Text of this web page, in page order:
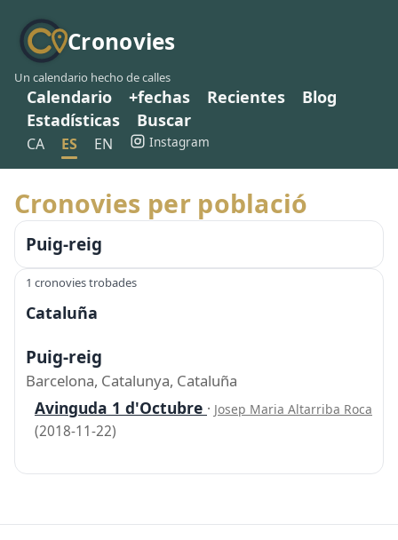
Cronovies
Un calendario hecho de calles
Calendario +fechas Recientes
Blog
Estadísticas
Buscar
CA ES EN Instagram
Cronovies per població
Puig-reig
1 cronovies trobades
Cataluña
Puig-reig
Barcelona, Catalunya, Cataluña
Avinguda 1 d'Octubre · Josep Maria Altarriba Roca
(2018-11-22)